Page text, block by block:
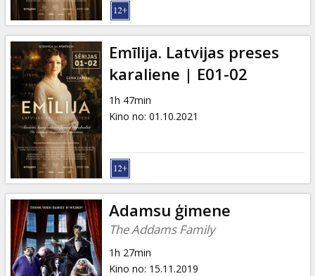
Emīlija. Latvijas preses
karaliene | E01-02
1h 47min
Kino no: 01.10.2021
Adamsu ģimene
The Addams Family
1h 27min
Kino no: 15.11.2019